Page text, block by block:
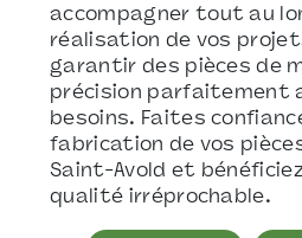
accompagner tout au
réalisation de vos
garantir des pièces de
précision parfaitement
besoins. Faites
fabrication de vos
Saint-Avold et
qualité irréprochable.